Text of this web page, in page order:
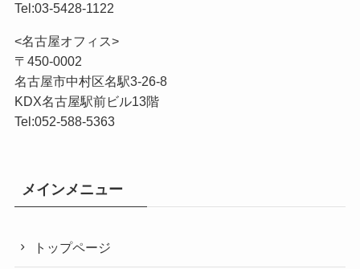
Tel:03-5428-1122
<名古屋オフィス>
〒450-0002
名古屋市中村区名駅3-26-8
KDX名古屋駅前ビル13階
Tel:052-588-5363
メインメニュー
トップページ